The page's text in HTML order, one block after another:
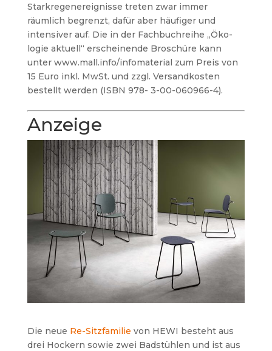
Starkregenereignisse treten zwar immer
räumlich begrenzt, dafür aber häufiger und
intensiver auf. Die in der Fachbuchreihe „Öko-
logie aktuell“ erscheinende Broschüre kann
unter www.mall.info/infomaterial zum Preis von
15 Euro inkl. MwSt. und zzgl. Versandkosten
bestellt werden (ISBN 978- 3-00-060966-4).
Anzeige
Die neue Re-Sitzfamilie von HEWI besteht aus
drei Hockern sowie zwei Badstühlen und ist aus